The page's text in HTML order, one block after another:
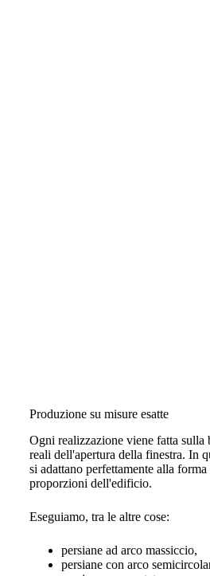
Produzione su misure esatte
Ogni realizzazione viene fatta sulla
reali dell'apertura della finestra. In
si adattano perfettamente alla
proporzioni dell'edificio.
Eseguiamo, tra le altre cose:
persiane ad arco massiccio,
persiane con arco